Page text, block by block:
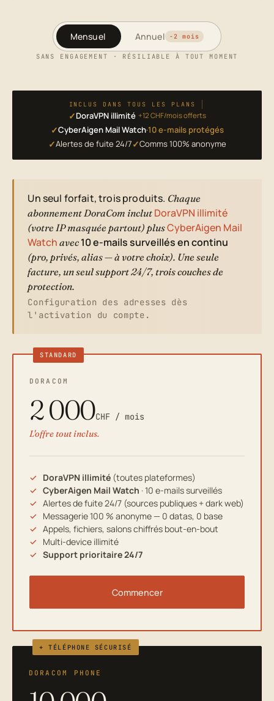
Mensuel Annuel −2 mois
SANS ENGAGEMENT · RÉSILIABLE À TOUT MOMENT
INCLUS DANS TOUS LES PLANS
DoraVPN illimité +12 CHF/mois offerts
CyberAigen Mail Watch·10 e-mails protégés
Alertes de fuite 24/7
Comms 100% anonyme
Un seul forfait, trois produits. Chaque
abonnement DoraCom inclut DoraVPN illimité
(votre IP masquée partout) plusCyberAigen Mail
Watch avec 10 e-mails surveillés en continu
(pro, privés, alias — à votre choix). Une seule
facture, un seul support 24/7, trois couches de
protection.
Configuration des adresses dès
l'activation du compte.
STANDARD
DORACOM
2 000CHF / mois
L'offre tout inclus.
DoraVPN illimité(toutes plateformes)
CyberAigen Mail Watch · 10 e-mails surveillés
Alertes de fuite 24/7 (sources publiques + dark web)
Messagerie 100 % anonyme — 0 datas, 0 base
Appels, fichiers, salons chiffrés bout-en-bout
Multi-device illimité
Support prioritaire 24/7
Commencer
+ TÉLÉPHONE SÉCURISÉ
DORACOM PHONE